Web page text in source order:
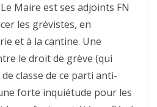
Maire est ses adjoints FN
les grévistes, en
et à la cantine. Une
le droit de grève (qui
classe de ce parti anti-
forte inquiétude pour les